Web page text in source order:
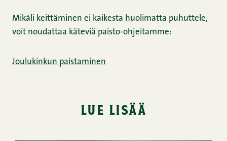
Mikäli keittäminen ei kaikesta huolimatta puhuttele,
voit noudattaa käteviä paisto-ohjeitamme:
Joulukinkun paistaminen
lue lisää